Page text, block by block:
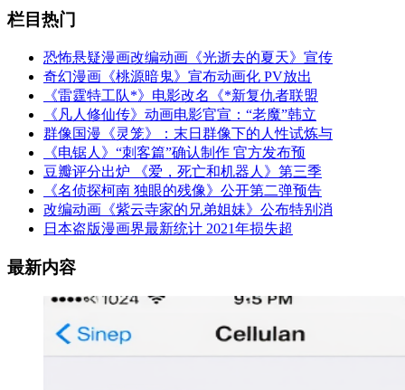
栏目热门
恐怖悬疑漫画改编动画《光逝去的夏天》宣传
奇幻漫画《桃源暗鬼》宣布动画化 PV放出
《雷霆特工队*》电影改名《*新复仇者联盟
《凡人修仙传》动画电影官宣：“老魔”韩立
群像国漫《灵笼》：末日群像下的人性试炼与
《电锯人》“刺客篇”确认制作 官方发布预
豆瓣评分出炉 《爱，死亡和机器人》第三季
《名侦探柯南 独眼的残像》公开第二弹预告
改编动画《紫云寺家的兄弟姐妹》公布特别消
日本盗版漫画界最新统计 2021年损失超
最新内容